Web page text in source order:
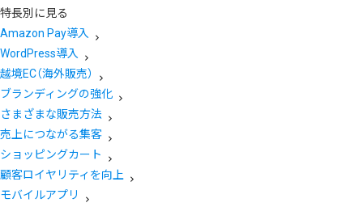
特長別に見る
Amazon Pay導入
WordPress導入
越境EC（海外販売）
ブランディングの強化
さまざまな販売方法
売上につながる集客
ショッピングカート
顧客ロイヤリティを向上
モバイルアプリ